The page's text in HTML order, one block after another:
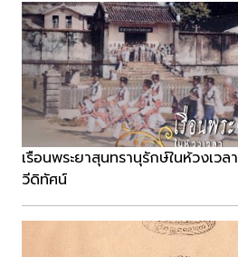
เรือนพระยาสุนทรานุรักษ์ในห้วงเวลา
วีดิทัศน์